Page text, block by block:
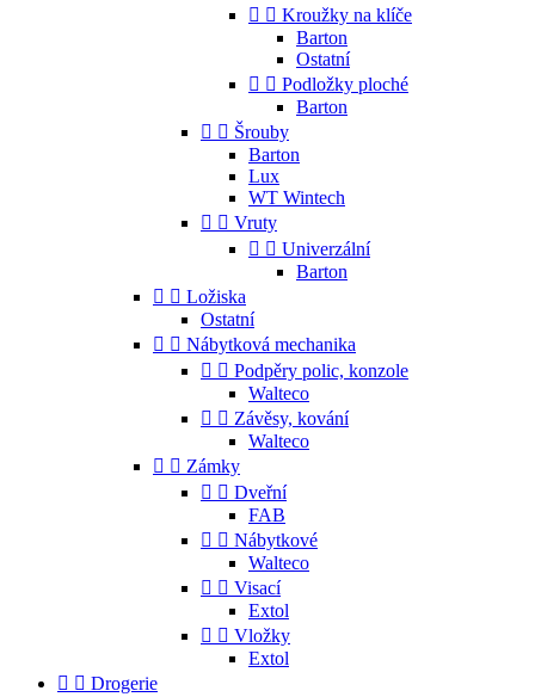
  Kroužky na klíče
Barton
Ostatní
  Podložky ploché
Barton
  Šrouby
Barton
Lux
WT Wintech
  Vruty
  Univerzální
Barton
  Ložiska
Ostatní
  Nábytková mechanika
  Podpěry polic, konzole
Walteco
  Závěsy, kování
Walteco
  Zámky
  Dveřní
FAB
  Nábytkové
Walteco
  Visací
Extol
  Vložky
Extol
  Drogerie